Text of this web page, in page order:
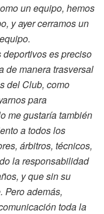
un equipo, hemos
y ayer cerramos un
es preciso
de manera trasversal
del Club, como
para
me gustaría también
a todos los
árbitros, técnicos,
la responsabilidad
y que sin su
Pero además,
toda la